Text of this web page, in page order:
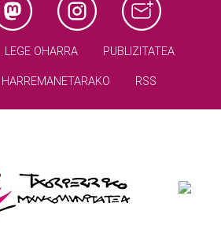
LEGE OHARRA PUBLIZITATEA
HARREMANETARAKO RSS